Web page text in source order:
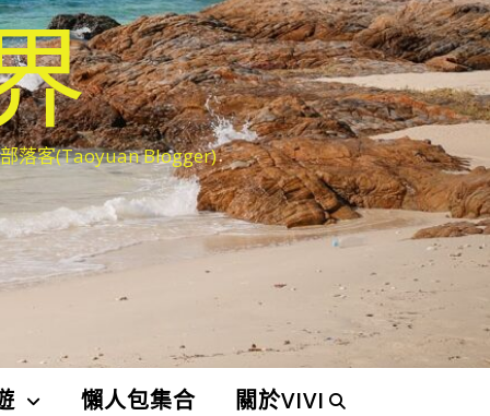
落客(Taoyuan Blogger)
懶人包集合 關於VIVI